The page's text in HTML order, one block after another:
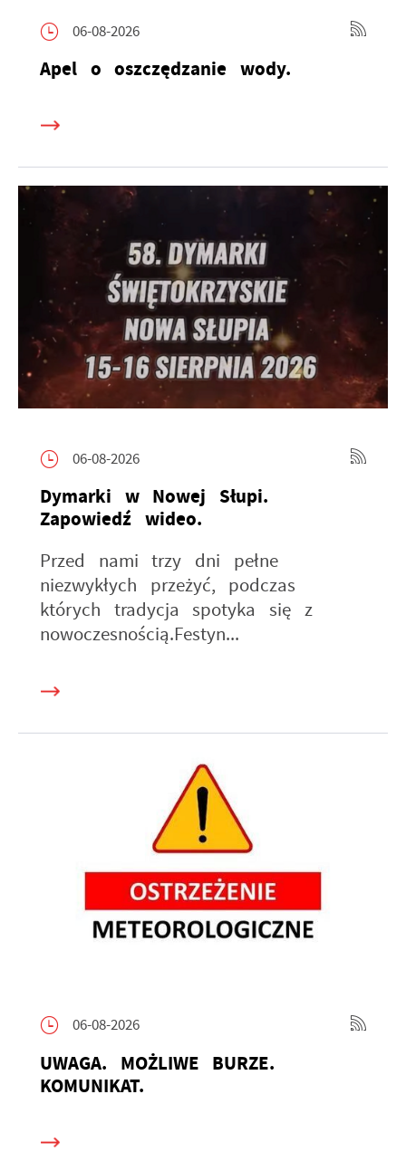
06-08-2026
Apel o oszczędzanie wody.
06-08-2026
Dymarki w Nowej Słupi.
Zapowiedź wideo.
Przed nami trzy dni pełne
niezwykłych przeżyć, podczas
których tradycja spotyka się z
nowoczesnością.Festyn...
06-08-2026
UWAGA. MOŻLIWE BURZE.
KOMUNIKAT.